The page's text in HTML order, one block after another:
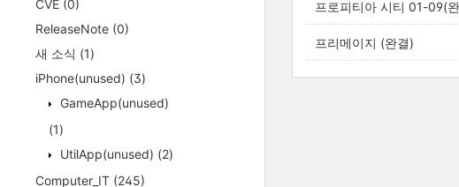
CVE (0)
ReleaseNote (0)
새 소식 (1)
iPhone(unused) (3)
GameApp(unused)
(1)
UtilApp(unused) (2)
Computer_IT (245)
프로피티아 시티 01-09(
프리메이지 (완결)